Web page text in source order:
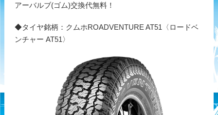
アーバルブ(ゴム)交換代無料！
◆タイヤ銘柄：クムホROADVENTURE AT51〈ロードベ
ンチャー AT51〉